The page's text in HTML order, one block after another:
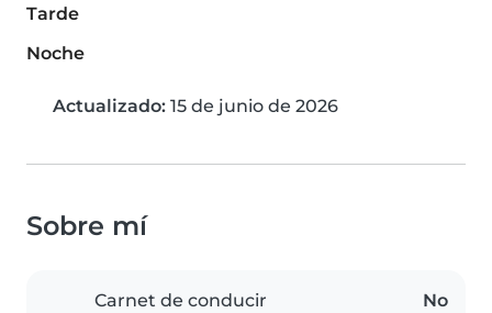
Tarde
Noche
Actualizado: 15 de junio de 2026
Sobre mí
Carnet de conducir No